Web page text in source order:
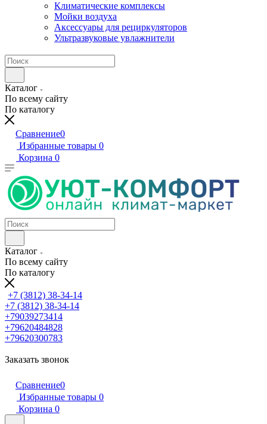
Климатические комплексы
Мойки воздуха
Аксессуары для рециркуляторов
Ультразвуковые увлажнители
Каталог
По всему сайту
По каталогу
Сравнение0
Избранные товары 0
Корзина 0
Каталог
По всему сайту
По каталогу
+7 (3812) 38-34-14
+7 (3812) 38-34-14
+79039273414
+79620484828
+79620300783
Заказать звонок
Сравнение0
Избранные товары 0
Корзина 0